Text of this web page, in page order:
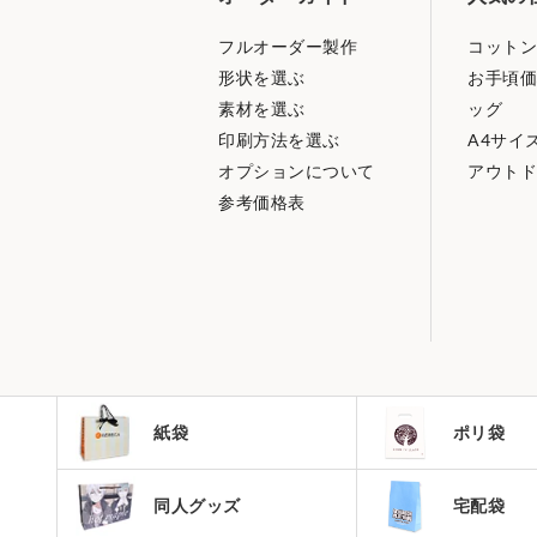
フルオーダー製作
形状を選ぶ
素材を選ぶ
印刷方法を選ぶ
オプションについて
参考価格表
コット
お手頃
ッグ
A4サイ
アウト
紙袋 ポリ袋
同人グッズ 宅配袋